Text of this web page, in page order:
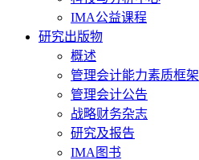
IMA公益课程
研究出版物
概述
管理会计能力素质框架
管理会计公告
战略财务杂志
研究及报告
IMA图书